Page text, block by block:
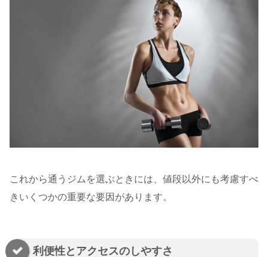
これから通うジムを選ぶときには、値段以外にも考慮すべ
きいくつかの重要な要因があります。
利便性とアクセスのしやすさ